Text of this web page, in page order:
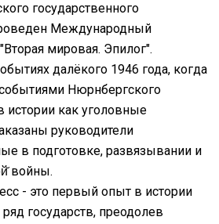
государственного
Международный
мировая. Эпилог".
далёкого 1946 года, когда
Нюрнбергского
истории как уголовные
руководители
в подготовке, развязывании и
войны.
- это первый опыт в истории
государств, преодолев